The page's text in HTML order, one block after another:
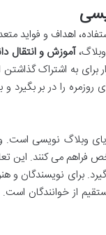
اهداف و فواید
آموزش و انتقال
برای به اشتراک
را در بر بگیرد و
وبلاگ نویسی
می کنند. این
نویسندگان و
از خوانندگان